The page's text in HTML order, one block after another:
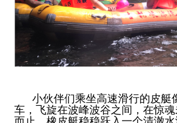
小伙伴们乘坐高速滑行的皮艇
车，飞旋在波峰波谷之间，在惊